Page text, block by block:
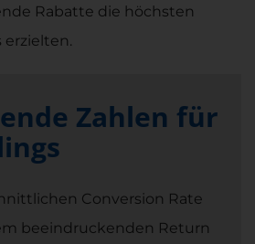
Rabatte die höchsten
erzielten.
Zahlen für
Conversion Rate
beeindruckenden Return